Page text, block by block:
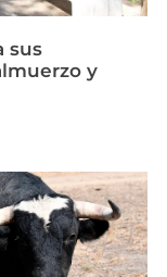
sus
y